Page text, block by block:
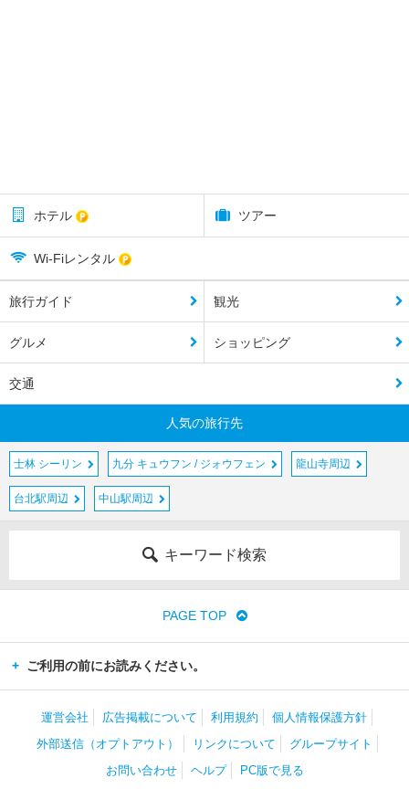
ホテル ツアー
Wi-Fiレンタル
旅行ガイド 観光
グルメ ショッピング
交通
人気の旅行先
士林 シーリン 九分 キュウフン / ジォウフェン 龍山寺周辺
台北駅周辺 中山駅周辺
キーワード検索
PAGE TOP
ご利用の前にお読みください。
運営会社 広告掲載について 利用規約
個人情報保護方針
外部送信（オプトアウト）
リンクについて
グループサイト
お問い合わせ
ヘルプ PC版で見る